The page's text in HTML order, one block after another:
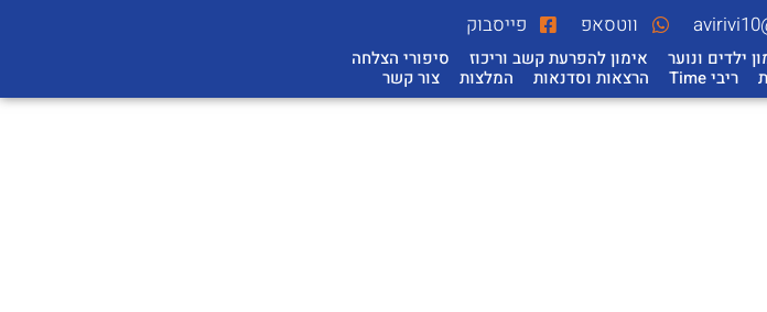
ווטסאפ פייסבוק
ילדים ונוער אימון להפרעת קשב וריכוז
סיפורי הצלחה
ריבי Time הרצאות וסדנאות המלצות צור קשר